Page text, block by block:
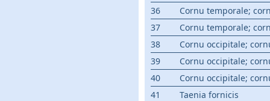
36
Cornu temporale;
37
Cornu temporale;
38
Cornu occipitale;
39
Cornu occipitale;
40
Cornu occipitale;
41
Taenia fornicis